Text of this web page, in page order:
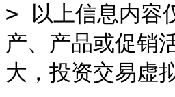
> 以上信息内容
产、产品或促销